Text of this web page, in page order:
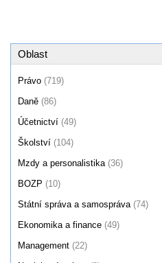
Oblast
Právo (719)
Daně (86)
Účetnictví (49)
Školství (104)
Mzdy a personalistika (36)
BOZP (10)
Státní správa a samospráva (74)
Ekonomika a finance (49)
Management (22)